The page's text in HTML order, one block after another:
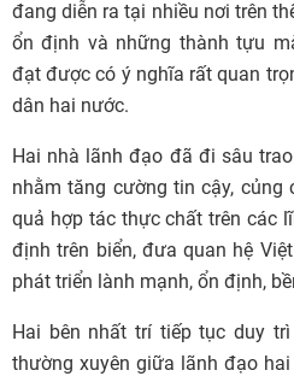
đang diễn ra tại nhiều nơi trên
ổn định và những thành tựu
đạt được có ý nghĩa rất quan
dân hai nước.
Hai nhà lãnh đạo đã đi sâu
nhằm tăng cường tin cậy, củng
quả hợp tác thực chất trên các
định trên biển, đưa quan hệ
phát triển lành mạnh, ổn định,
Hai bên nhất trí tiếp tục duy
thường xuyên giữa lãnh đạo